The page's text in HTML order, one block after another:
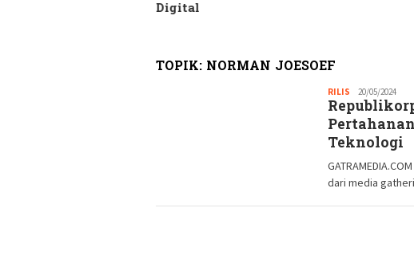
TOPIK: NORMAN JOESOEF
RILIS Redaksi
GM
20/05/2024
Teknologi
dari media